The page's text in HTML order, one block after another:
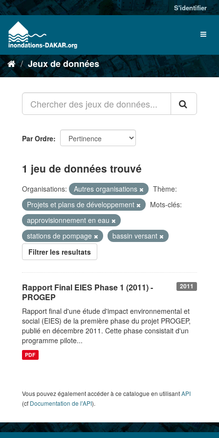
S'identifier
Jeux de données
Par Ordre
1 jeu de données trouvé
Organisations: Autres organisations
Thème:
Projets et plans de développement
Mots-clés:
approvisionnement en eau
stations de pompage
bassin versant
Filtrer les resultats
2011
Rapport Final EIES Phase 1 (2011) -
PROGEP
Rapport final d'une étude d'impact environnemental et
social (EIES) de la première phase du projet PROGEP,
publié en décembre 2011. Cette phase consistait d'un
programme pilote...
PDF
Vous pouvez également accéder à ce catalogue en utilisantAPI
(cf Documentation de l'API).